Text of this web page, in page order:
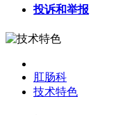
投诉和举报
肛肠科
技术特色